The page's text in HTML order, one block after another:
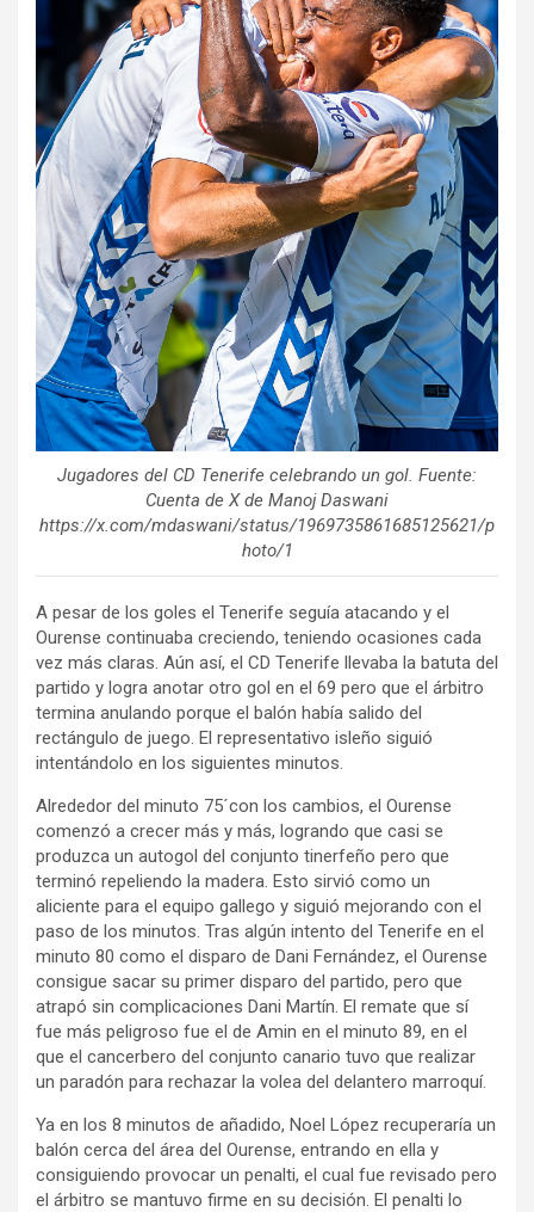
Jugadores del CD Tenerife celebrando un gol. Fuente:
Cuenta de X de Manoj Daswani
https://x.com/mdaswani/status/1969735861685125621/p
hoto/1
A pesar de los goles el Tenerife seguía atacando y el
Ourense continuaba creciendo, teniendo ocasiones cada
vez más claras. Aún así, el CD Tenerife llevaba la batuta del
partido y logra anotar otro gol en el 69 pero que el árbitro
termina anulando porque el balón había salido del
rectángulo de juego. El representativo isleño siguió
intentándolo en los siguientes minutos.
Alrededor del minuto 75´con los cambios, el Ourense
comenzó a crecer más y más, logrando que casi se
produzca un autogol del conjunto tinerfeño pero que
terminó repeliendo la madera. Esto sirvió como un
aliciente para el equipo gallego y siguió mejorando con el
paso de los minutos. Tras algún intento del Tenerife en el
minuto 80 como el disparo de Dani Fernández, el Ourense
consigue sacar su primer disparo del partido, pero que
atrapó sin complicaciones Dani Martín. El remate que sí
fue más peligroso fue el de Amin en el minuto 89, en el
que el cancerbero del conjunto canario tuvo que realizar
un paradón para rechazar la volea del delantero marroquí.
Ya en los 8 minutos de añadido, Noel López recuperaría un
balón cerca del área del Ourense, entrando en ella y
consiguiendo provocar un penalti, el cual fue revisado pero
el árbitro se mantuvo firme en su decisión. El penalti lo